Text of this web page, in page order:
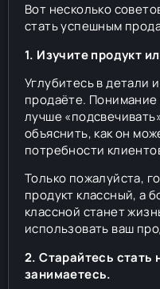
Вот несколько
стать успешным
1. Изучите продукт
Углубитесь в детали
продаёте. Понимание
лучше
объяснить, как он
потребности
Только пожалуйста,
продукт классный, а
классной станет
использовать ваш
2. Старайтесь стать
занимаетесь.